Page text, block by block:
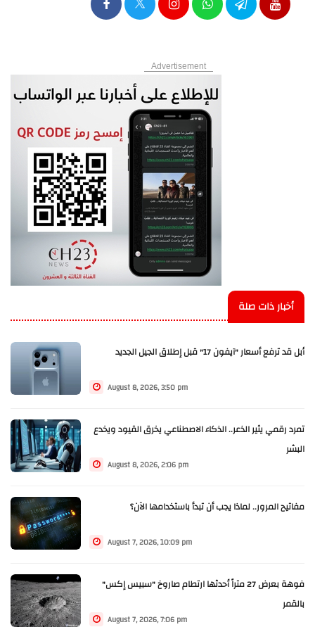
Advertisement
أخبار ذات صلة
أبل قد ترفع أسعار "آيفون 17" قبل إطلاق الجيل الجديد
August 8, 2026, 3:50 pm
تمرد رقمي يثير الذعر.. الذكاء الاصطناعي يخرق القيود ويخدع
البشر
August 8, 2026, 2:06 pm
مفاتيح المرور.. لماذا يجب أن تبدأ باستخدامها الآن؟
August 7, 2026, 10:09 pm
فوهة بعرض 27 متراً أحدثها ارتطام صاروخ "سبيس إكس"
بالقمر
August 7, 2026, 7:06 pm